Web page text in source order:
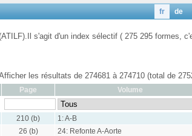
de
fr
s'agit d'un index sélectif ( 275 295 formes,
les résultats de 274681 à 274710 (total de
Page Volume
210 (b)
1: A-B
26 (b)
24: Refonte A-Aorte